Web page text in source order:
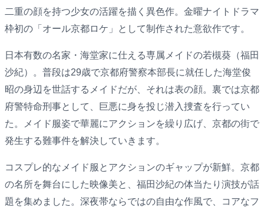
二重の顔を持つ少女の活躍を描く異色作。金曜ナイトドラマ
枠初の「オール京都ロケ」として制作された意欲作です。
日本有数の名家・海堂家に仕える専属メイドの若槻葵（福田
沙紀）。普段は29歳で京都府警察本部長に就任した海堂俊
昭の身辺を世話するメイドだが、それは表の顔。裏では京都
府警特命刑事として、巨悪に身を投じ潜入捜査を行ってい
た。メイド服姿で華麗にアクションを繰り広げ、京都の街で
発生する難事件を解決していきます。
コスプレ的なメイド服とアクションのギャップが新鮮。京都
の名所を舞台にした映像美と、福田沙紀の体当たり演技が話
題を集めました。深夜帯ならではの自由な作風で、コアなフ